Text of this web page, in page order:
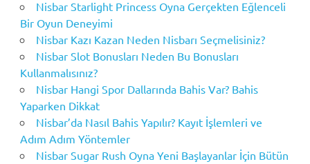
Nisbar Starlight Princess Oyna Gerçekten Eğlenceli
Bir Oyun Deneyimi
Nisbar Kazı Kazan Neden Nisbarı Seçmelisiniz?
Nisbar Slot Bonusları Neden Bu Bonusları
Kullanmalısınız?
Nisbar Hangi Spor Dallarında Bahis Var? Bahis
Yaparken Dikkat
Nisbar’da Nasıl Bahis Yapılır? Kayıt İşlemleri ve
Adım Adım Yöntemler
Nisbar Sugar Rush Oyna Yeni Başlayanlar İçin Bütün